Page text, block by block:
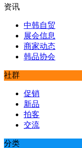
资讯
中韩自贸
展会信息
商家动态
韩品协会
社群
促销
新品
拍客
交流
分类